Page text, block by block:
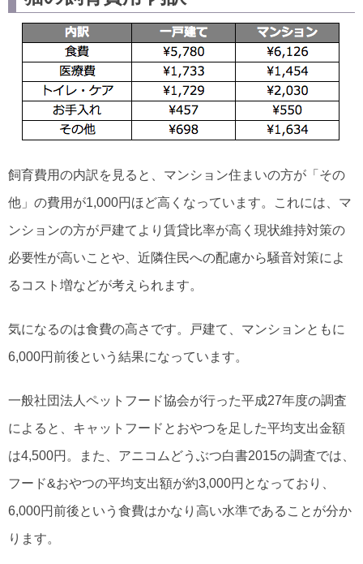
飼育費用の内訳を見ると、マンション住まいの方が「その
他」の費用が1,000円ほど高くなっています。これには、マ
ンションの方が戸建てより賃貸比率が高く現状維持対策の
必要性が高いことや、近隣住民への配慮から騒音対策によ
るコスト増などが考えられます。
気になるのは食費の高さです。戸建て、マンションともに
6,000円前後という結果になっています。
一般社団法人ペットフード協会が行った平成27年度の調査
によると、キャットフードとおやつを足した平均支出金額
は4,500円。また、アニコムどうぶつ白書2015の調査では、
フード&おやつの平均支出額が約3,000円となっており、
6,000円前後という食費はかなり高い水準であることが分か
ります。